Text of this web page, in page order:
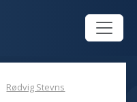
Rødvig Stevns